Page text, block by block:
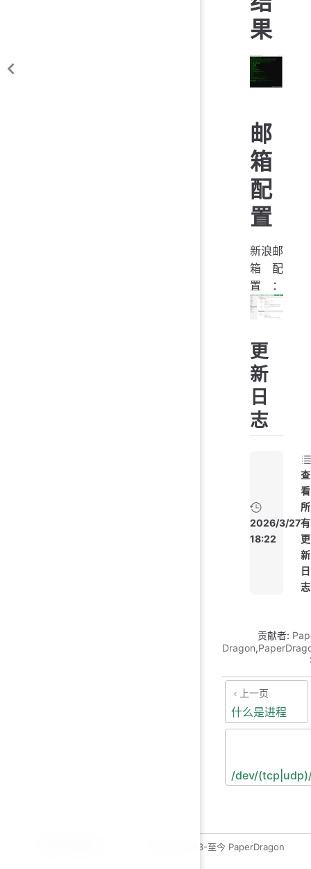
果
邮
箱
配
置
新浪邮
箱配
置：
更
新
日
志
2026/3/27
18:22
查
看
所
有
更
新
日
志
贡献者:
Dragon,
上一页
什么是进程
/dev/
copyleft 2023-至今 PaperDragon